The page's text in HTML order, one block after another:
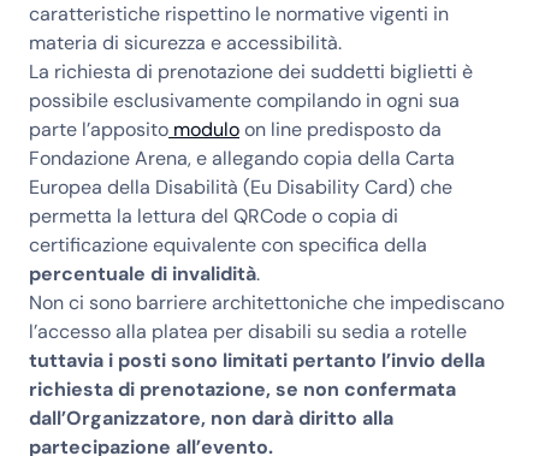
caratteristiche rispettino le normative vigenti in
materia di sicurezza e accessibilità.
La richiesta di prenotazione dei suddetti biglietti è
possibile esclusivamente compilando in ogni sua
parte l’apposito moduloon line predisposto da
Fondazione Arena, e allegando copia della Carta
Europea della Disabilità (Eu Disability Card) che
permetta la lettura del QRCode o copia di
certificazione equivalente con specifica della
percentuale di invalidità.
Non ci sono barriere architettoniche che impediscano
l’accesso alla platea per disabili su sedia a rotelle
tuttavia i posti sono limitati pertanto l’invio della
richiesta di prenotazione, se non confermata
dall’Organizzatore, non darà diritto alla
partecipazione all’evento.